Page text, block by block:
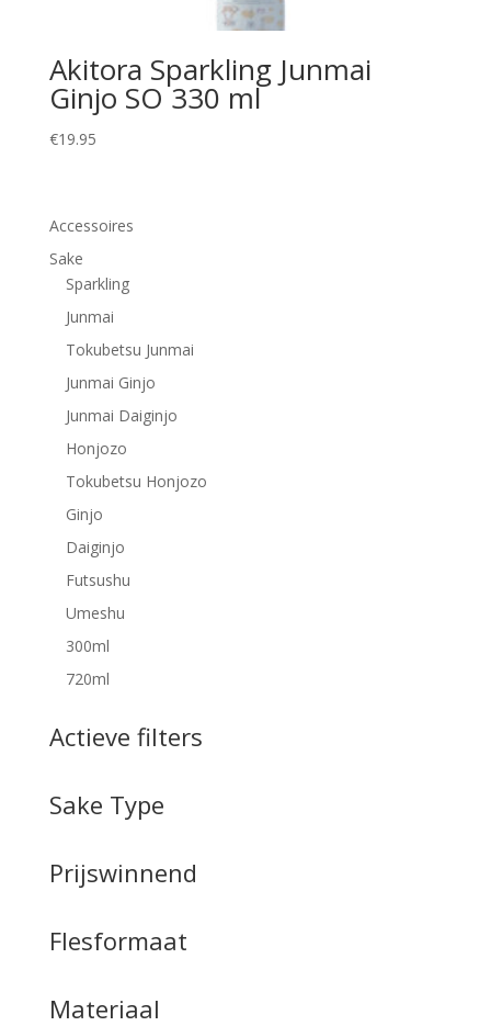
Akitora Sparkling Junmai
Ginjo SO 330 ml
€19.95
Accessoires
Sake
Sparkling
Junmai
Tokubetsu Junmai
Junmai Ginjo
Junmai Daiginjo
Honjozo
Tokubetsu Honjozo
Ginjo
Daiginjo
Futsushu
Umeshu
300ml
720ml
Actieve filters
Sake Type
Prijswinnend
Flesformaat
Materiaal